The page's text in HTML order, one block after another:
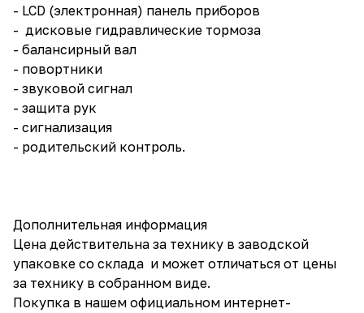
- LCD (электронная) панель приборов
- дисковые гидравлические тормоза
- балансирный вал
- повортники
- звуковой сигнал
- защита рук
- сигнализация
- родительский контроль.
Дополнительная информация
Цена действительна за технику в заводской
упаковке со склада и может отличаться от цены
за технику в собранном виде.
Покупка в нашем официальном интернет-